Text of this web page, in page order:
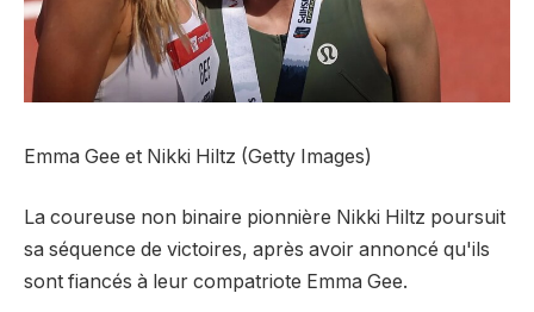
Emma Gee et Nikki Hiltz (Getty Images)
La coureuse non binaire pionnière Nikki Hiltz poursuit
sa séquence de victoires, après avoir annoncé qu'ils
sont fiancés à leur compatriote Emma Gee.